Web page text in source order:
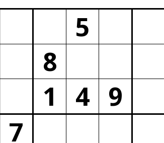
5
8
1
4 9
7